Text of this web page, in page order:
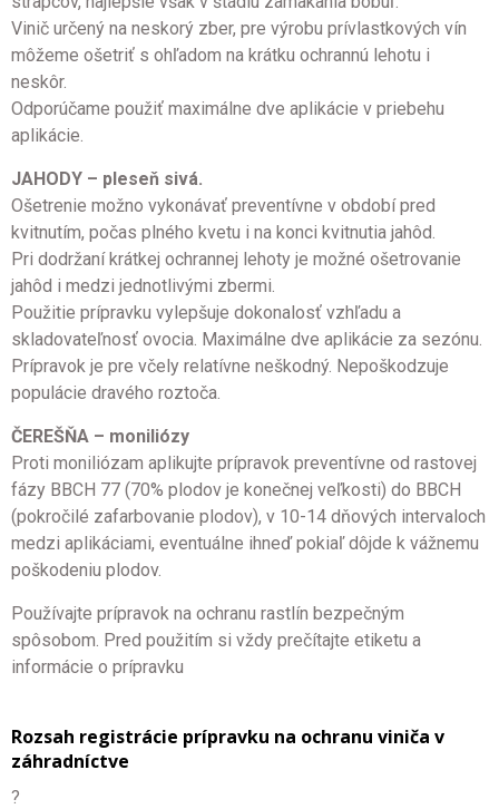
Vinič určený na neskorý zber, pre výrobu prívlastkových vín
môžeme ošetriť s ohľadom na krátku ochrannú lehotu i
neskôr.
Odporúčame použiť maximálne dve aplikácie v priebehu
aplikácie.
JAHODY – pleseň sivá.
Ošetrenie možno vykonávať preventívne v období pred
kvitnutím, počas plného kvetu i na konci kvitnutia jahôd.
Pri dodržaní krátkej ochrannej lehoty je možné ošetrovanie
jahôd i medzi jednotlivými zbermi.
Použitie prípravku vylepšuje dokonalosť vzhľadu a
skladovateľnosť ovocia. Maximálne dve aplikácie za sezónu.
Prípravok je pre včely relatívne neškodný. Nepoškodzuje
populácie dravého roztoča.
ČEREŠŇA – moniliózy
Proti moniliózam aplikujte prípravok preventívne od rastovej
fázy BBCH 77 (70% plodov je konečnej veľkosti) do BBCH
(pokročilé zafarbovanie plodov), v 10-14 dňových intervaloch
medzi aplikáciami, eventuálne ihneď pokiaľ dôjde k vážnemu
poškodeniu plodov.
Používajte prípravok na ochranu rastlín bezpečným
spôsobom. Pred použitím si vždy prečítajte etiketu a
informácie o prípravku
Rozsah registrácie prípravku na ochranu viniča v
záhradníctve
?